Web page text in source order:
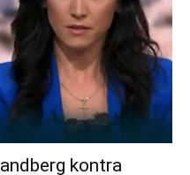
kontra